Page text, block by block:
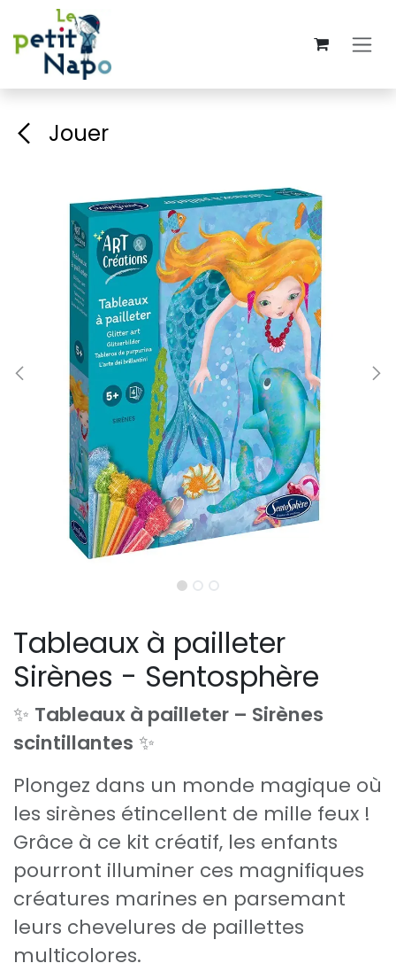
Se rendre au contenu
Jouer
Tableaux à pailleter
Sirènes - Sentosphère
✨ Tableaux à pailleter – Sirènes
scintillantes ✨
Plongez dans un monde magique où
les sirènes étincellent de mille feux !
Grâce à ce kit créatif, les enfants
pourront illuminer ces magnifiques
créatures marines en parsemant
leurs chevelures de paillettes
multicolores.